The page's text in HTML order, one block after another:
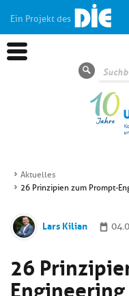
Ein Projekt des
Suche
Aktuelles
26 Prinzipien zum Prompt-
Lars Kilian
26